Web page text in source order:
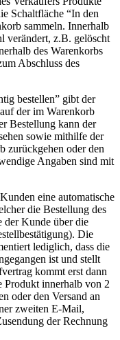
Schaltfläche “In den
sammeln. Innerhalb
verändert, z.B. gelöscht
des Warenkorbs
Abschluss des
bestellen” gibt der
der im Warenkorb
Bestellung kann der
sowie mithilfe der
zurückgehen oder den
Angaben sind mit
eine automatische
die Bestellung des
der Kunde über die
Die
lediglich, dass die
ist und stellt
kommt erst dann
Produkt innerhalb von 2
oder den Versand an
zweiten E-Mail,
der Rechnung